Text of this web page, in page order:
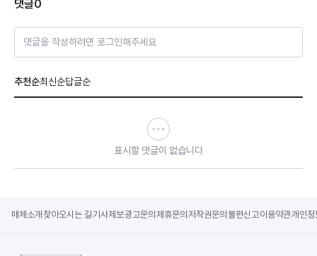
댓글0
댓글을 작성하려면 로그인해주세요
추천순최신순답글순
표시할 댓글이 없습니다
매체소개 찾아오시는 길기사제보광고문의 제휴문의 저작권문의 불편신고이용약관개인정